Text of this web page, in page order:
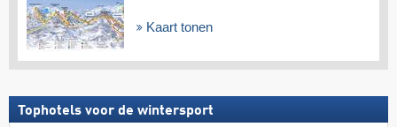
Kaart tonen
Tophotels voor de wintersport